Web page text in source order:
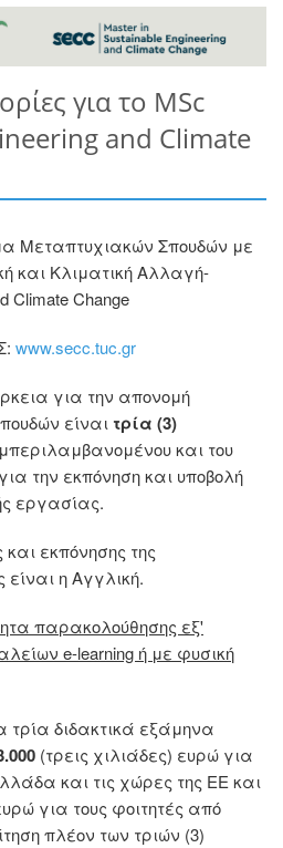
για το MSc
and Climate
Μεταπτυχιακών Σπουδών με
και Κλιματική Αλλαγή-
Climate Change
www.secc.tuc.gr
για την απονομή
είναι τρία (3)
και του
την εκπόνηση και υποβολή
εργασίας.
εκπόνησης της
η Αγγλική.
παρακολούθησης εξ'
e-learning ή με φυσική
τρία διδακτικά εξάμηνα
(τρεις χιλιάδες) ευρώ για
και τις χώρες της ΕΕ και
για τους φοιτητές από
πλέον των τριών (3)